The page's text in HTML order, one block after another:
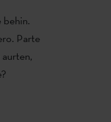
Parte